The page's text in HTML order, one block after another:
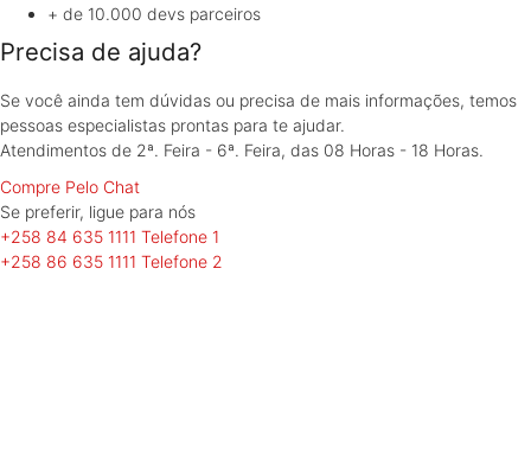
+ de 10.000 devs parceiros
Precisa de ajuda?
Se você ainda tem dúvidas ou precisa de mais informações, temos
pessoas especialistas prontas para te ajudar.
Atendimentos de 2ª. Feira - 6ª. Feira, das 08 Horas - 18 Horas.
Compre Pelo Chat
Se preferir, ligue para nós
+258 84 635 1111 Telefone 1
+258 86 635 1111 Telefone 2